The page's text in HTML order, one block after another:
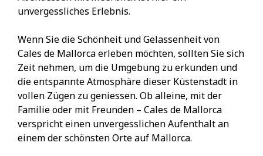
unvergessliches Erlebnis.
Wenn Sie die Schönheit und Gelassenheit von
Cales de Mallorca erleben möchten, sollten Sie sich
Zeit nehmen, um die Umgebung zu erkunden und
die entspannte Atmosphäre dieser Küstenstadt in
vollen Zügen zu geniessen. Ob alleine, mit der
Familie oder mit Freunden – Cales de Mallorca
verspricht einen unvergesslichen Aufenthalt an
einem der schönsten Orte auf Mallorca.